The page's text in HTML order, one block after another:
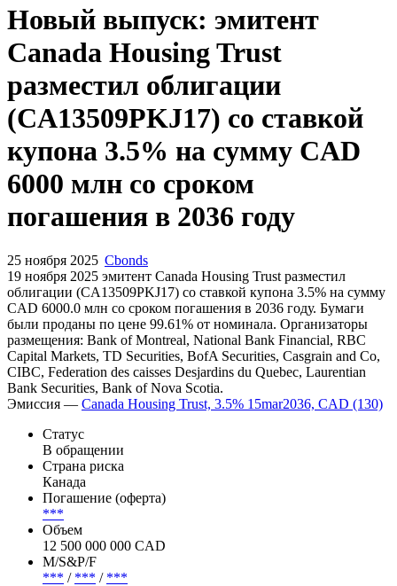
Новый выпуск: эмитент
Canada Housing Trust
разместил облигации
(CA13509PKJ17) со ставкой
купона 3.5% на сумму CAD
6000 млн со сроком
погашения в 2036 году
25 ноября 2025 Cbonds
19 ноября 2025 эмитент Canada Housing Trust разместил
облигации (CA13509PKJ17) cо ставкой купона 3.5% на сумму
CAD 6000.0 млн со сроком погашения в 2036 году. Бумаги
были проданы по цене 99.61% от номинала. Организаторы
размещения: Bank of Montreal, National Bank Financial, RBC
Capital Markets, TD Securities, BofA Securities, Casgrain and Co,
CIBC, Federation des caisses Desjardins du Quebec, Laurentian
Bank Securities, Bank of Nova Scotia.
Эмиссия — Canada Housing Trust, 3.5% 15mar2036, CAD (130)
Статус
В обращении
Страна риска
Канада
Погашение (оферта)
***
Объем
12 500 000 000 CAD
М/S&P/F
*** / *** / ***